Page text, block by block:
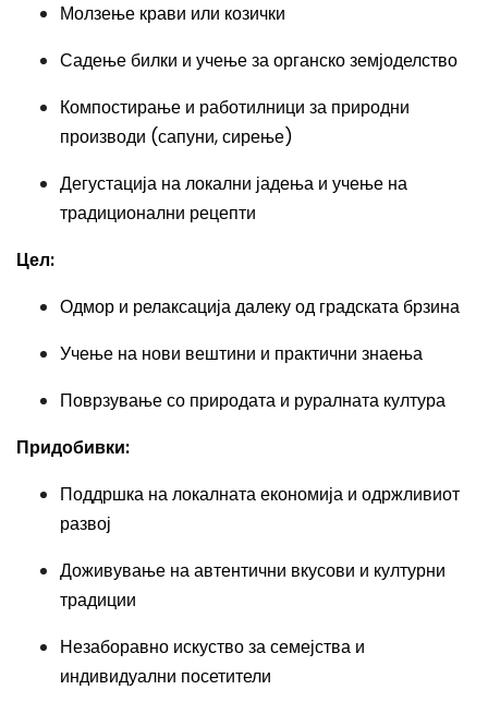
Молзење крави или козички
Садење билки и учење за органско земјоделство
Компостирање и работилници за природни
производи (сапуни, сирење)
Дегустација на локални јадења и учење на
традиционални рецепти
Цел:
Одмор и релаксација далеку од градската брзина
Учење на нови вештини и практични знаења
Поврзување со природата и руралната култура
Придобивки:
Поддршка на локалната економија и одржливиот
развој
Доживување на автентични вкусови и културни
традиции
Незаборавно искуство за семејства и
индивидуални посетители